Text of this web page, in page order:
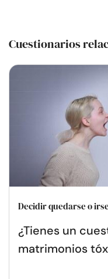
Cuestionarios
Decidir quedarse o irse
¿Tienes un
matrimonios